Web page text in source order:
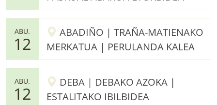
ABU.
12
ABADIÑO | TRAÑA-MATIENAKO
MERKATUA | PERULANDA KALEA
ABU.
12
DEBA | DEBAKO AZOKA |
ESTALITAKO IBILBIDEA